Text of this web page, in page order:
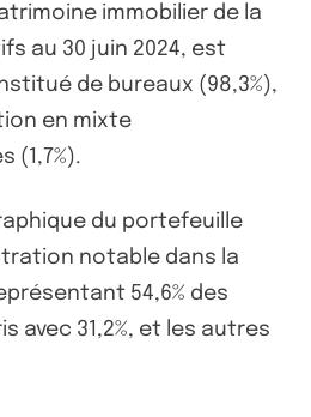
immobilier de la
au 30 juin 2024, est
de bureaux (98,3%),
en mixte
(1,7%).
du portefeuille
notable dans la
54,6% des
avec 31,2%, et les autres